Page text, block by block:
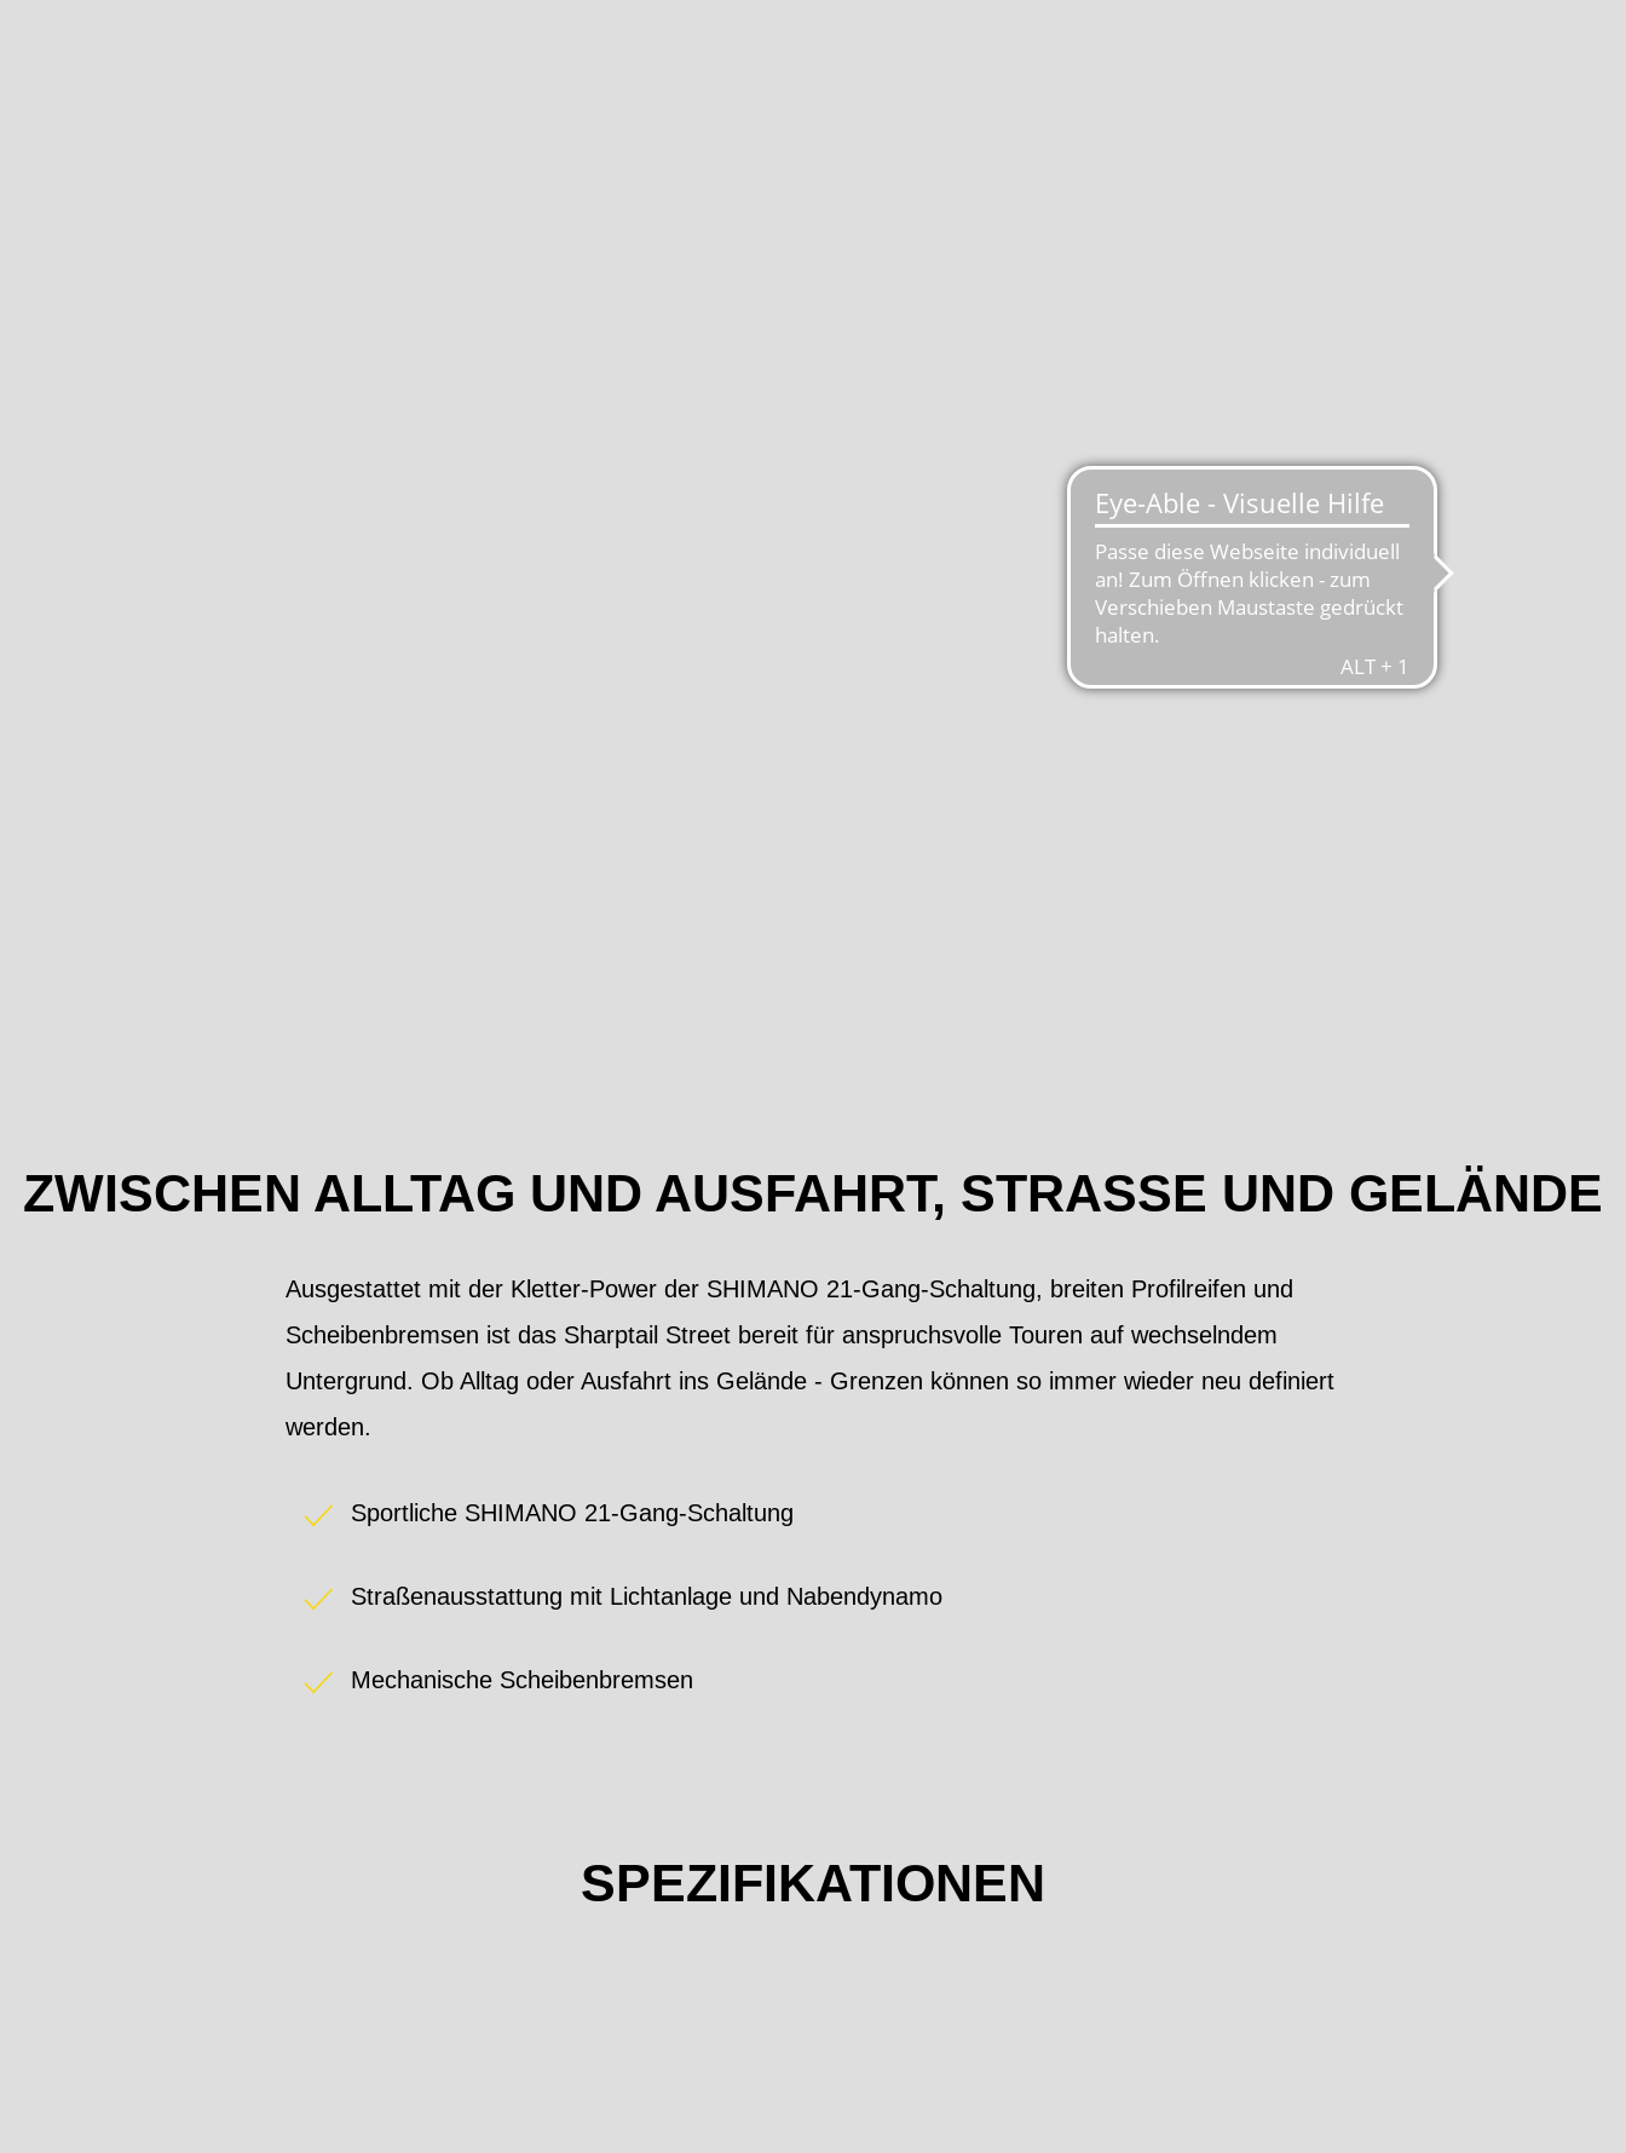
ZWISCHEN ALLTAG UND AUSFAHRT, STRASSE UND GELÄNDE
Ausgestattet mit der Kletter-Power der SHIMANO 21-Gang-Schaltung, breiten Profilreifen und
Scheibenbremsen ist das Sharptail Street bereit für anspruchsvolle Touren auf wechselndem
Untergrund. Ob Alltag oder Ausfahrt ins Gelände - Grenzen können so immer wieder neu definiert
werden.
Sportliche SHIMANO 21-Gang-Schaltung
Straßenausstattung mit Lichtanlage und Nabendynamo
Mechanische Scheibenbremsen
SPEZIFIKATIONEN